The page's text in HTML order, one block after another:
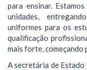
para ensinar.
unidades,
uniformes para os
qualificação
mais forte, começando
A secretária de Estado